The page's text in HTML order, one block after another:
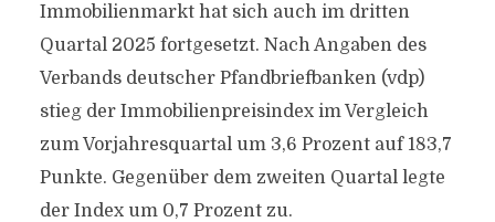
Immobilienmarkt hat sich auch im dritten
Quartal 2025 fortgesetzt. Nach Angaben des
Verbands deutscher Pfandbriefbanken (vdp)
stieg der Immobilienpreisindex im Vergleich
zum Vorjahresquartal um 3,6 Prozent auf 183,7
Punkte. Gegenüber dem zweiten Quartal legte
der Index um 0,7 Prozent zu.